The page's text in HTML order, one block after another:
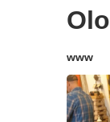
www